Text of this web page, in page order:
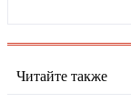
Читайте также